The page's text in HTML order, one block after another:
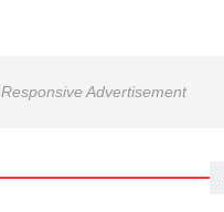
Responsive Advertisement